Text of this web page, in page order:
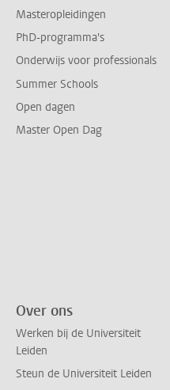
Masteropleidingen
PhD-programma's
Onderwijs voor professionals
Summer Schools
Open dagen
Master Open Dag
Over ons
Werken bij de Universiteit
Leiden
Steun de Universiteit Leiden